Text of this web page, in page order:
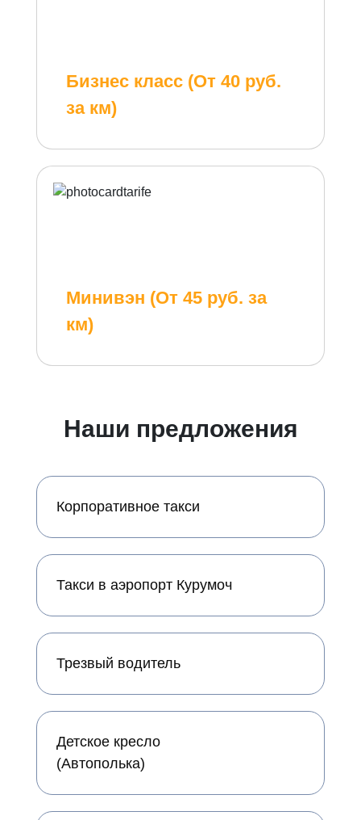
Бизнес класс (От 40 руб.
за км)
Минивэн (От 45 руб. за
км)
Наши предложения
Корпоративное такси
Такси в аэропорт Курумоч
Трезвый водитель
Детское кресло
(Автополька)